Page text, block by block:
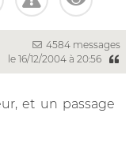
4584 messages
le 16/12/2004 à 20:56
et un passage